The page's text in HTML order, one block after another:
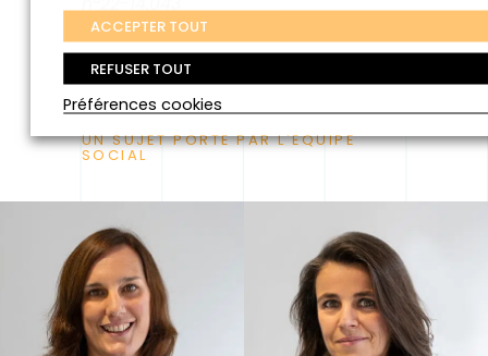
UN SUJET PORTÉ PAR L'ÉQUIPE
SOCIAL
ACCEPTER TOUT
REFUSER TOUT
Préférences cookies